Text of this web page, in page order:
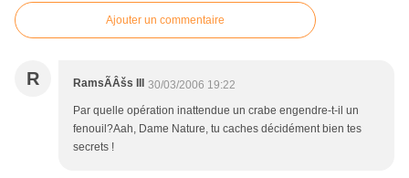
Ajouter un commentaire
R RamsÃÂšs III 30/03/2006 19:22
Par quelle opération inattendue un crabe engendre-t-il un
fenouil?Aah, Dame Nature, tu caches décidément bien tes
secrets !